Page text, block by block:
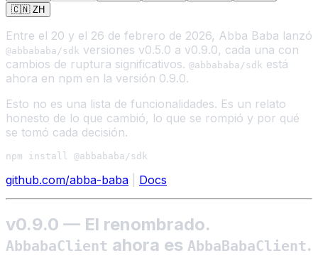
🇨🇳 ZH
Entre el 20 y el 26 de febrero de 2026, Abba Baba lanzó
@abbababa/sdk versiones v0.5.0 a v0.9.0, cada una con
cambios de ruptura significativos. @abbababa/sdk está
ahora en npm en la versión 0.9.0.
Esto no es una lista de funcionalidades. Es un relato
honesto de lo que cambió, lo que se rompió y por qué
se tomó cada decisión.
github.com/abba-baba Docs
v0.9.0 — El renombrado.
AbbabaClient ahora es AbbaBabaClient.